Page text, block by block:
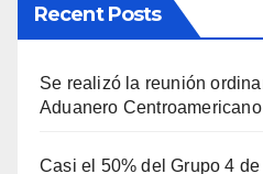
Recent Posts
Se realizó la reunión
Aduanero Centroamericano
Casi el 50% del Grupo 4